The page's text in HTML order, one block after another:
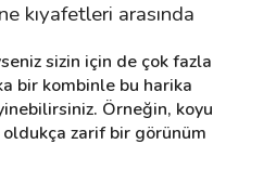
kıyafetleri arasında
sizin için de çok fazla
bir kombinle bu harika
Örneğin, koyu
zarif bir görünüm